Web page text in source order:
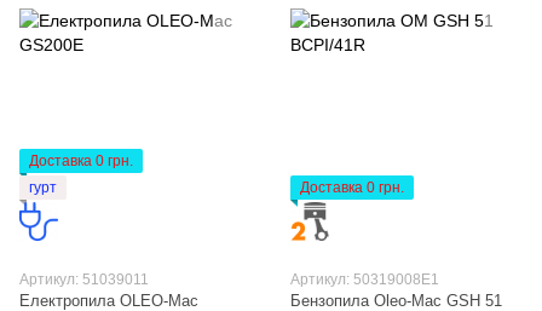
Доставка 0 грн.
гурт
Артикул: 51039011
Електропила OLEO-Mac
Доставка 0 грн.
Артикул: 50319008E1
Бензопила Oleo-Mac GSH 51